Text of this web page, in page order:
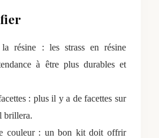
résine : les strass en résine
à être plus durables et
: plus il y a de facettes sur
brillera.
couleur : un bon kit doit offrir